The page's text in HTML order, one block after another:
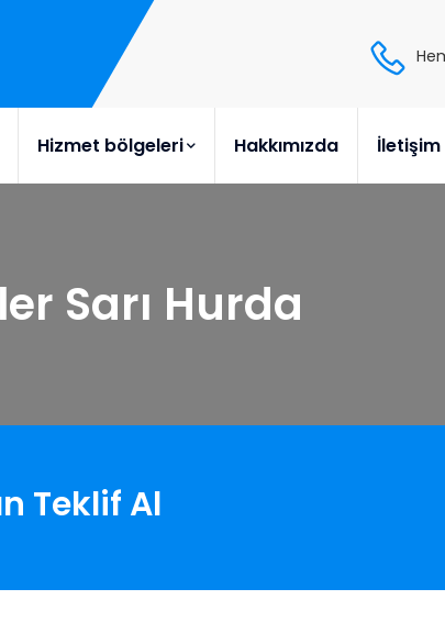
Hizmet bölgeleri Hakkımızda İletişim
Sarı Hurda
Teklif Al